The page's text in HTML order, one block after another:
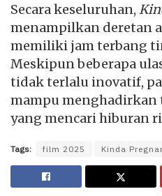
Secara keseluruhan,
menampilkan deretan
memiliki jam terbang
Meskipun beberapa
tidak terlalu inovatif,
mampu menghadirkan
yang mencari hiburan
Tags: film 2025 Kinda